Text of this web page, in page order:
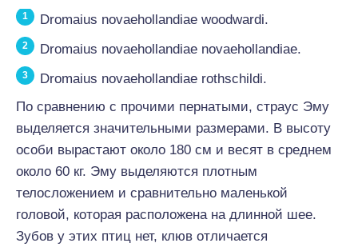
Dromaius novaehollandiae woodwardi.
Dromaius novaehollandiae novaehollandiae.
Dromaius novaehollandiae rothschildi.
По сравнению с прочими пернатыми, страус Эму
выделяется значительными размерами. В высоту
особи вырастают около 180 см и весят в среднем
около 60 кг. Эму выделяются плотным
телосложением и сравнительно маленькой
головой, которая расположена на длинной шее.
Зубов у этих птиц нет, клюв отличается